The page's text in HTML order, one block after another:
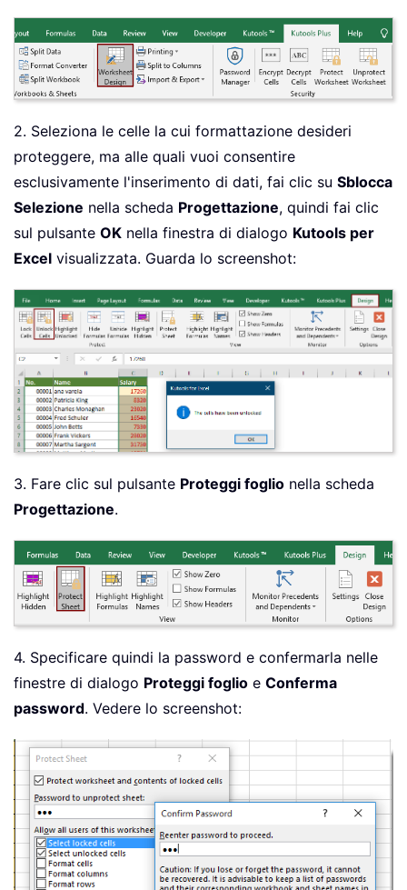
2. Seleziona le celle la cui formattazione desideri
proteggere, ma alle quali vuoi consentire
esclusivamente l'inserimento di dati, fai clic su Sblocca
Selezione nella scheda Progettazione, quindi fai clic
sul pulsante OK nella finestra di dialogo Kutools per
Excel visualizzata. Guarda lo screenshot:
3. Fare clic sul pulsante Proteggi foglio nella scheda
Progettazione.
4. Specificare quindi la password e confermarla nelle
finestre di dialogo Proteggi foglio e Conferma
password. Vedere lo screenshot: